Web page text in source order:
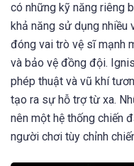
có những kỹ năng riêng
khả năng sử dụng nhiều
đóng vai trò vệ sĩ mạnh
và bảo vệ đồng đội.
phép thuật và vũ khí
tạo ra sự hỗ trợ từ xa.
nên một hệ thống chiến
người chơi tùy chỉnh